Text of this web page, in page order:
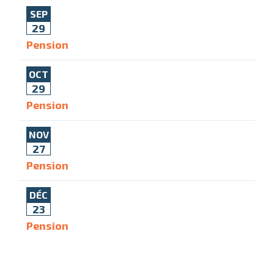
SEP
29
Pension
OCT
29
Pension
NOV
27
Pension
DÉC
23
Pension